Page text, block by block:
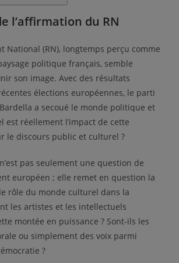
l’affirmation du RN
National (RN), longtemps perçu comme
politique français, semble
son image. Avec des résultats
élections européennes, le parti
a secoué le monde politique et
est réellement l’impact de cette
le discours public et culturel ?
pas seulement une question de
européen ; elle remet en question la
rôle du monde culturel dans la
les artistes et les intellectuels
montée en puissance ? Sont-ils les
ou simplement des voix parmi
?